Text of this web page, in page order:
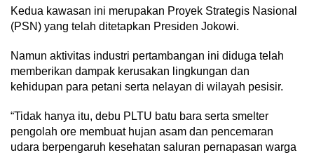
Kedua kawasan ini merupakan Proyek Strategis Nasional
(PSN) yang telah ditetapkan Presiden Jokowi.
Namun aktivitas industri pertambangan ini diduga telah
memberikan dampak kerusakan lingkungan dan
kehidupan para petani serta nelayan di wilayah pesisir.
“Tidak hanya itu, debu PLTU batu bara serta smelter
pengolah ore membuat hujan asam dan pencemaran
udara berpengaruh kesehatan saluran pernapasan warga